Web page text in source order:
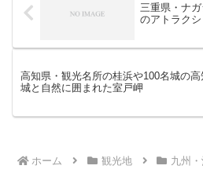
三重県・ナ
のアトラク
高知県・観光名所の桂浜や100名城の高
城と自然に囲まれた室戸岬
ホーム 観光地 九州